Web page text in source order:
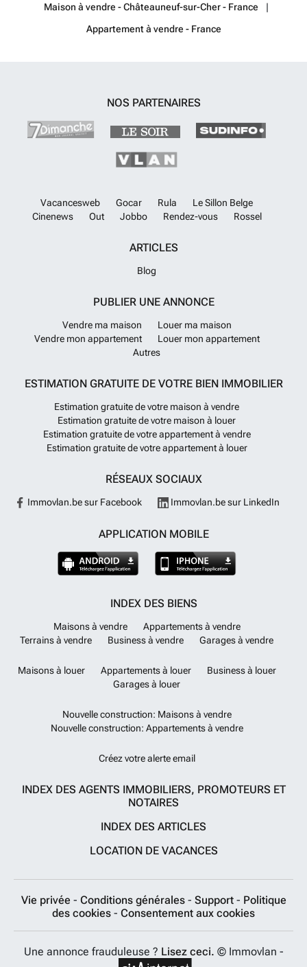
Maison à vendre - Châteauneuf-sur-Cher - France
Appartement à vendre - France
NOS PARTENAIRES
Vacancesweb Gocar Rula
Le Sillon Belge
Cinenews
Out Jobbo Rendez-vous Rossel
ARTICLES
Blog
PUBLIER UNE ANNONCE
Vendre ma maison
Louer ma maison
Vendre mon appartement
Louer mon appartement
Autres
ESTIMATION GRATUITE DE VOTRE BIEN IMMOBILIER
Estimation gratuite de votre maison à vendre
Estimation gratuite de votre maison à louer
Estimation gratuite de votre appartement à vendre
Estimation gratuite de votre appartement à louer
RÉSEAUX SOCIAUX
Immovlan.be sur Facebook Immovlan.be sur LinkedIn
APPLICATION MOBILE
INDEX DES BIENS
Maisons à vendre
Appartements à vendre
Terrains à vendre
Business à vendre Garages à vendre
Maisons à louer Appartements à louer
Business à louer
Garages à louer
Nouvelle construction: Maisons à vendre
Nouvelle construction: Appartements à vendre
Créez votre alerte email
INDEX DES AGENTS IMMOBILIERS, PROMOTEURS ET
NOTAIRES
INDEX DES ARTICLES
LOCATION DE VACANCES
Vie privée - Conditions générales - Support - Politique
des cookies - Consentement aux cookies
Une annonce frauduleuse ? Lisez ceci. © Immovlan -